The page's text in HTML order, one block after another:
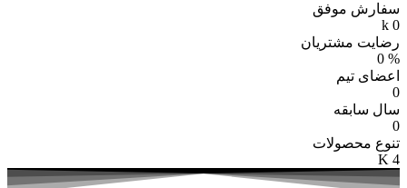
سفارش موفق
k 0
رضایت مشتریان
%
0
اعضای تیم
0
سال سابقه
0
تنوع محصولات
K 4